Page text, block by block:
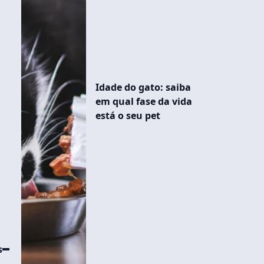
Idade do gato: saiba
em qual fase da vida
está o seu pet